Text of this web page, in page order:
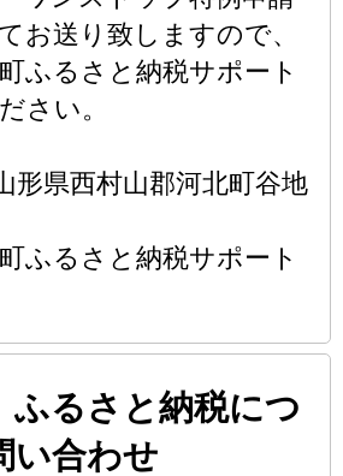
お送り致しますので、
ふるさと納税サポート
さい。
形県西村山郡河北町谷地
ふるさと納税サポート
るさと納税につ
い合わせ